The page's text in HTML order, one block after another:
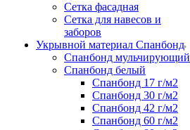
Сетка фасадная
Сетка для навесов и
заборов
Укрывной материал Спанбонд
Спанбонд мульчирующий
Спанбонд белый
Спанбонд 17 г/м2
Спанбонд 30 г/м2
Спанбонд 42 г/м2
Спанбонд 60 г/м2